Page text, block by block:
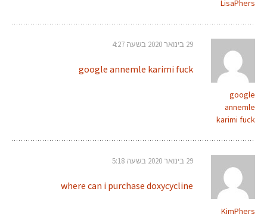
LisaPhers
google
annemle
karimi fuck
29 בינואר 2020 בשעה 4:27
google annemle karimi fuck
KimPhers
29 בינואר 2020 בשעה 5:18
where can i purchase doxycycline